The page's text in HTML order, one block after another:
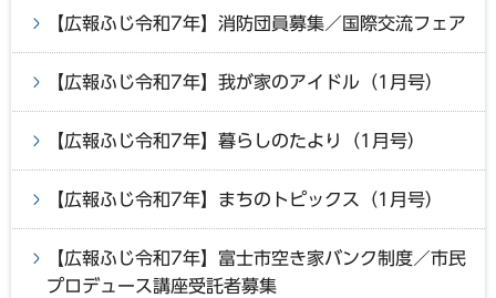
【広報ふじ令和7年】消防団員募集／国際交流フェア
【広報ふじ令和7年】我が家のアイドル（1月号）
【広報ふじ令和7年】暮らしのたより（1月号）
【広報ふじ令和7年】まちのトピックス（1月号）
【広報ふじ令和7年】富士市空き家バンク制度／市民
プロデュース講座受託者募集